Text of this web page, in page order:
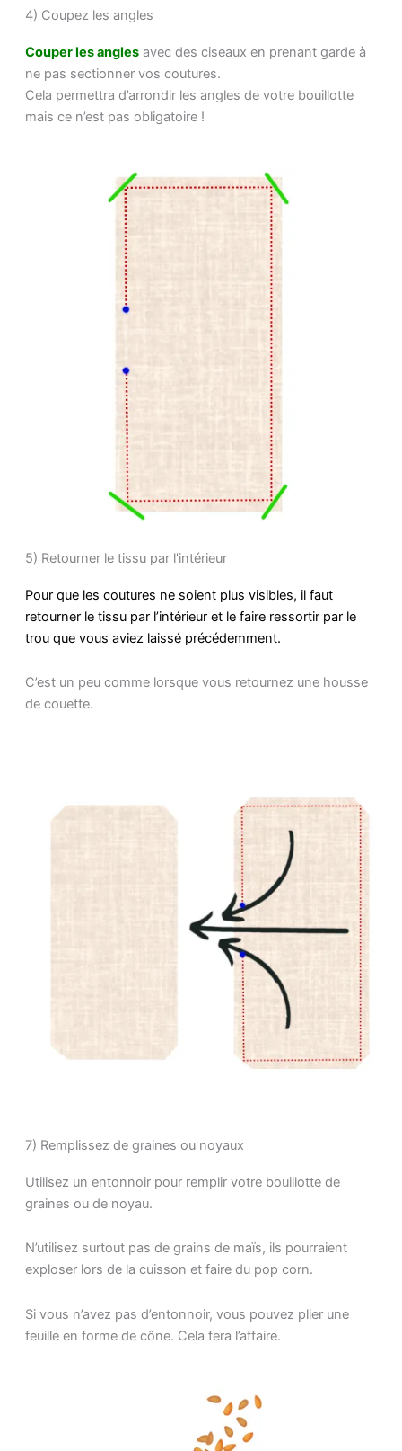
4) Coupez les angles
Couper les anglesavec des ciseaux en prenant garde à
ne pas sectionner vos coutures.
Cela permettra d’arrondir les angles de votre bouillotte
mais ce n’est pas obligatoire !
5) Retourner le tissu par l'intérieur
Pour que les coutures ne soient plus visibles, il faut
retourner le tissu par l’intérieur et le faire ressortir par le
trou que vous aviez laissé précédemment.
C’est un peu comme lorsque vous retournez une housse
de couette.
7) Remplissez de graines ou noyaux
Utilisez un entonnoir pour remplir votre bouillotte de
graines ou de noyau.
N’utilisez surtout pas de grains de maïs, ils pourraient
exploser lors de la cuisson et faire du pop corn.
Si vous n’avez pas d’entonnoir, vous pouvez plier une
feuille en forme de cône. Cela fera l’affaire.